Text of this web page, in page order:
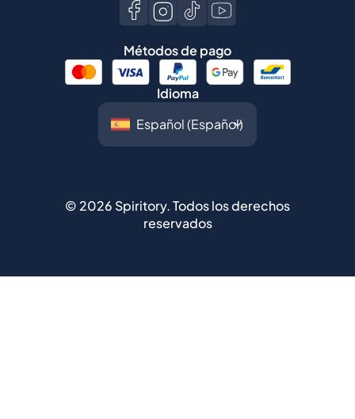
Métodos de pago
Idioma
© 2026 Spiritory.Todos los derechos
reservados